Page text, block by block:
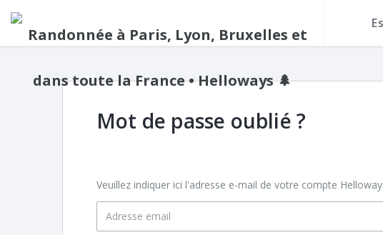
Mot de passe oublié ?
Veuillez indiquer ici l'adresse e-mail de votre compte